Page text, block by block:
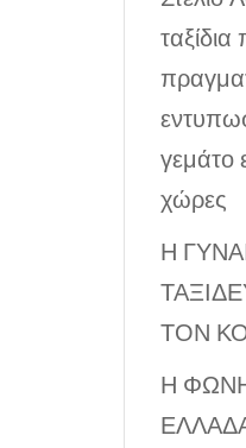
ταξίδια
γεμάτο
χώρες
Η
ΤΟΝ
Η